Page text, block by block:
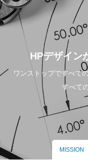
HPデザイン
ワンストップですべて
すべて
MISSION